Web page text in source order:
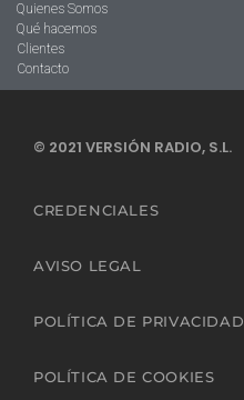
Quienes Somos
Qué hacemos
Clientes
Contacto
© 2021 VERSIÓN RADIO, S.L.
CREDENCIALES
AVISO LEGAL
POLÍTICA DE PRIVACIDAD
POLÍTICA DE COOKIES